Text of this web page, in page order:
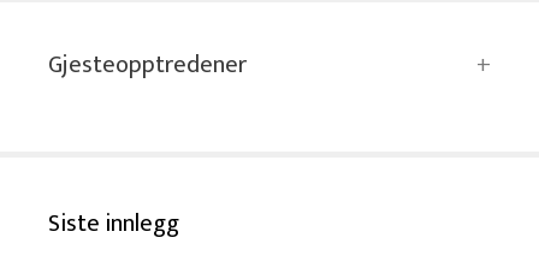
Gjesteopptredener
Siste innlegg